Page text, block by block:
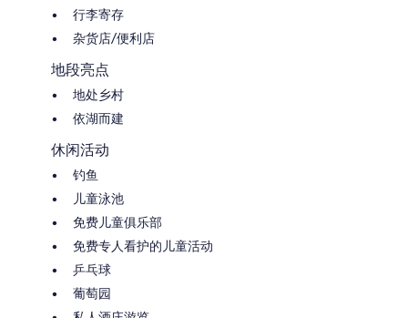
行李寄存
杂货店/便利店
地段亮点
地处乡村
依湖而建
休闲活动
钓鱼
儿童泳池
免费儿童俱乐部
免费专人看护的儿童活动
乒乓球
葡萄园